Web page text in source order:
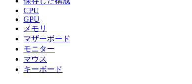
CPU
GPU
メモリ
マザーボード
モニター
マウス
キーボード